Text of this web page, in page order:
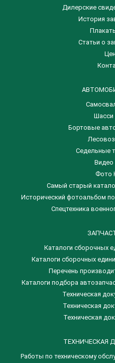
Дилерские
История
Статьи о
Шасси
Бортовые
Седельные
Видео
Фото
Самый старый
Исторический фотоальбом
Спецтехника
Каталоги сборочных
​Каталоги сборочных
Перечень
Каталоги подбора
Техническая
Техническая
Техническая
ТЕХНИЧЕСКАЯ
Работы по техническому